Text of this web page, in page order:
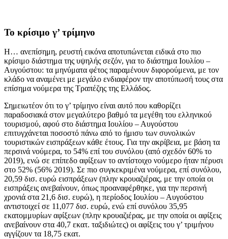
Το κρίσιμο γ’ τρίμηνο
Η… ανεπίσημη, ρευστή εικόνα αποτυπώνεται ειδικά στο πιο
κρίσιμο διάστημα της υψηλής σεζόν, για το διάστημα Ιουλίου –
Αυγούστου: τα μηνύματα φέτος παραμένουν διφορούμενα, με τον
κλάδο να αναμένει με μεγάλο ενδιαφέρον την αποτύπωσή τους στα
επίσημα νούμερα της Τραπέζης της Ελλάδος.
Σημειωτέον ότι το γ’ τρίμηνο είναι αυτό που καθορίζει
παραδοσιακά στον μεγαλύτερο βαθμό τα μεγέθη του ελληνικού
τουρισμού, αφού στο διάστημα Ιουλίου – Αυγούστου
επιτυγχάνεται ποσοστό πάνω από το ήμισυ των συνολικών
τουριστικών εισπράξεων κάθε έτους. Για την ακρίβεια, με βάση τα
περσινά νούμερα, το 54% επί του συνόλου (από σχεδόν 60% το
2019), ενώ σε επίπεδο αφίξεων το αντίστοιχο νούμερο ήταν πέρυσι
στο 52% (56% 2019). Σε πιο συγκεκριμένα νούμερα, επί συνόλου,
20,59 δισ. ευρώ εισπράξεων (πλην κρουαζιέρας, με την οποία οι
εισπράξεις ανεβαίνουν, όπως προαναφέρθηκε, για την περσινή
χρονιά στα 21,6 δισ. ευρώ), η περίοδος Ιουλίου – Αυγούστου
αντιστοιχεί σε 11,077 δισ. ευρώ, ενώ επί συνόλου 35,95
εκατομμυρίων αφίξεων (πλην κρουαζιέρας, με την οποία οι αφίξεις
ανεβαίνουν στα 40,7 εκατ. ταξιδιώτες) οι αφίξεις του γ’ τριμήνου
αγγίζουν τα 18,75 εκατ.